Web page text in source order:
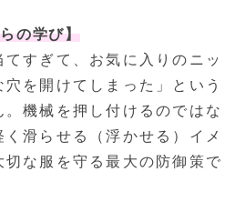
の学び】
てすぎて、お気に入りのニッ
穴を開けてしまった」という
機械を押し付けるのではな
滑らせる（浮かせる）イメ
な服を守る最大の防御策で